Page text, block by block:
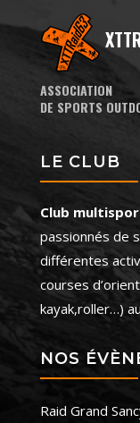
ASSOCIATION
DE SPORTS
LE CLUB
Club
passionnés de
différentes
courses
kayak,roller…)
NOS
Raid Grand